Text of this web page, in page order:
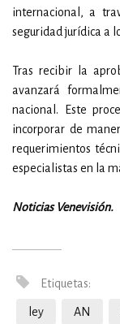
internacional, a
seguridad jurídica a
Tras recibir la
avanzará
nacional. Este
incorporar de
requerimientos
especialistas en la
Noticias Venevisión.
Etiquetas:
ley AN